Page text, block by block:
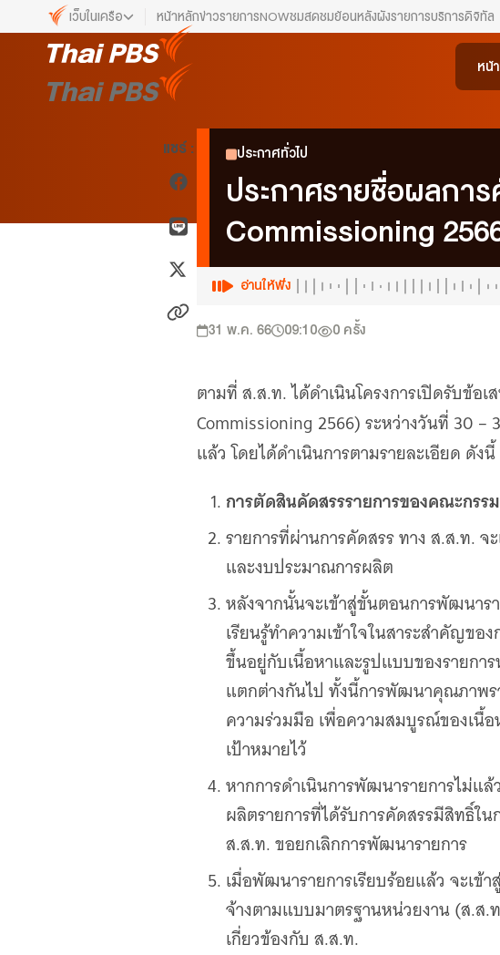
เว็บในเครือ
เว็บไซต์ในเครือ
ALTV
ทุกความสุข...ดูฟรี ไม่มีโฆษณา
The Active
พื้นที่นำเสนอวาระของสังคม
Thai PBS Kids
Thai PBS Podcast
View The World via The Voice
Thai PBS World
เพราะพลังการสื่อสารอยู่ในมือคุณ
นิเวศสื่อสาธารณะท้องถิ่นคุณภาพ
Making Data Visible
ตรวจสอบข่าวปลอม คัดกรองข่าวจริง
หน้าหลักข่าวรายการNOWชมสดชมย้อนหลังผังรายการบริการดิจิทัล
หน้
แชร์ : ประกาศทั่วไป
ประกาศรายชื่อผลกา
Commissioning
อ่านให้ฟัง
31 พ.ค. 66 09:10 0 ครั้ง
ตามที่ ส.ส.ท. ได้ดำเนินโครงการเปิดรับข้อ
Commissioning 2566) ระหว่างวันที่ 30
แล้ว โดยได้ดำเนินการตามรายละเอียด ดังนี้
การตัดสินคัดสรรรายการของคณะกรร
รายการที่ผ่านการคัดสรร ทาง ส.ส.ท.
และงบประมาณการผลิต
หลังจากนั้นจะเข้าสู่ขั้นตอนการพัฒนาร
เรียนรู้ทำความเข้าใจในสาระสำคัญข
ขึ้นอยู่กับเนื้อหาและรูปแบบของรายกา
แตกต่างกันไป ทั้งนี้การพัฒนาคุณภาพ
ความร่วมมือ เพื่อความสมบูรณ์ของเนื้
เป้าหมายไว้
หากการดำเนินการพัฒนารายการไม่แ
ผลิตรายการที่ได้รับการคัดสรรมีสิทธิ์ใ
ส.ส.ท. ขอยกเลิกการพัฒนารายการ
เมื่อพัฒนารายการเรียบร้อยแล้ว จะเ
จ้างตามแบบมาตรฐานหน่วยงาน (ส.ส.
เกี่ยวข้องกับ ส.ส.ท.